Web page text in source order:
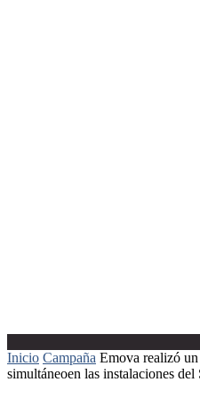
Inicio Campaña Emova realizó
simultáneoen las instalaciones del